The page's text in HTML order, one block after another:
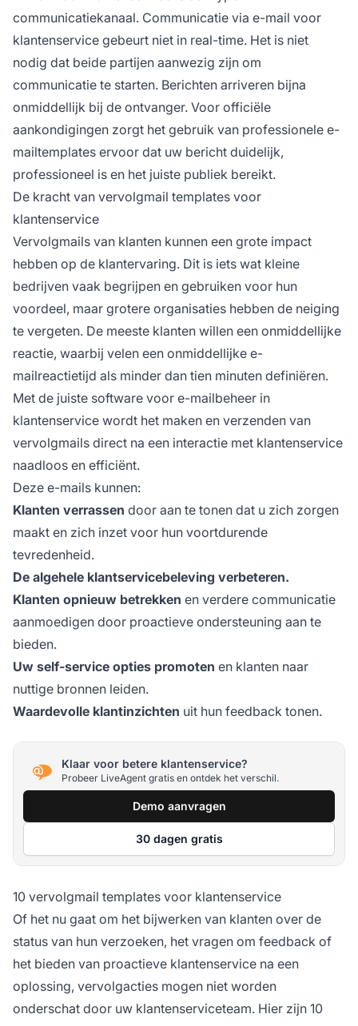
communicatiekanaal. Communicatie via e-mail voor
klantenservice gebeurt niet in real-time. Het is niet
nodig dat beide partijen aanwezig zijn om
communicatie te starten. Berichten arriveren bijna
onmiddellijk bij de ontvanger. Voor officiële
aankondigingen zorgt het gebruik van professionele e-
mailtemplates ervoor dat uw bericht duidelijk,
professioneel is en het juiste publiek bereikt.
De kracht van vervolgmail templates voor
klantenservice
Vervolgmails van klanten kunnen een grote impact
hebben op de klantervaring. Dit is iets wat kleine
bedrijven vaak begrijpen en gebruiken voor hun
voordeel, maar grotere organisaties hebben de neiging
te vergeten. De meeste klanten willen een onmiddellijke
reactie, waarbij velen een onmiddellijke e-
mailreactietijd als minder dan tien minuten definiëren.
Met de juiste software voor e-mailbeheer in
klantenservice wordt het maken en verzenden van
vervolgmails direct na een interactie met klantenservice
naadloos en efficiënt.
Deze e-mails kunnen:
Klanten verrassen door aan te tonen dat u zich zorgen
maakt en zich inzet voor hun voortdurende
tevredenheid.
De algehele klantservicebeleving verbeteren.
Klanten opnieuw betrekken en verdere communicatie
aanmoedigen door proactieve ondersteuning aan te
bieden.
Uw self-service opties promoten en klanten naar
nuttige bronnen leiden.
Waardevolle klantinzichten uit hun feedback tonen.
Klaar voor betere klantenservice?
Probeer LiveAgent gratis en ontdek het verschil.
Demo aanvragen
30 dagen gratis
10 vervolgmail templates voor klantenservice
Of het nu gaat om het bijwerken van klanten over de
status van hun verzoeken, het vragen om feedback of
het bieden van proactieve klantenservice na een
oplossing, vervolgacties mogen niet worden
onderschat door uw klantenserviceteam. Hier zijn 10